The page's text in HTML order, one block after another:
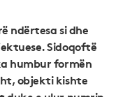
ndërtesa si dhe
Sidoqoftë
humbur formën
objekti kishte